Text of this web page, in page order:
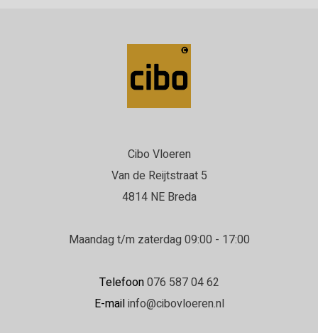
Cibo Vloeren
Van de Reijtstraat 5
4814 NE Breda
Maandag t/m zaterdag 09:00 - 17:00
Telefoon076 587 04 62
E-mailinfo@cibovloeren.nl